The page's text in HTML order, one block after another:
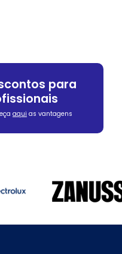
para
aqui as vantagens